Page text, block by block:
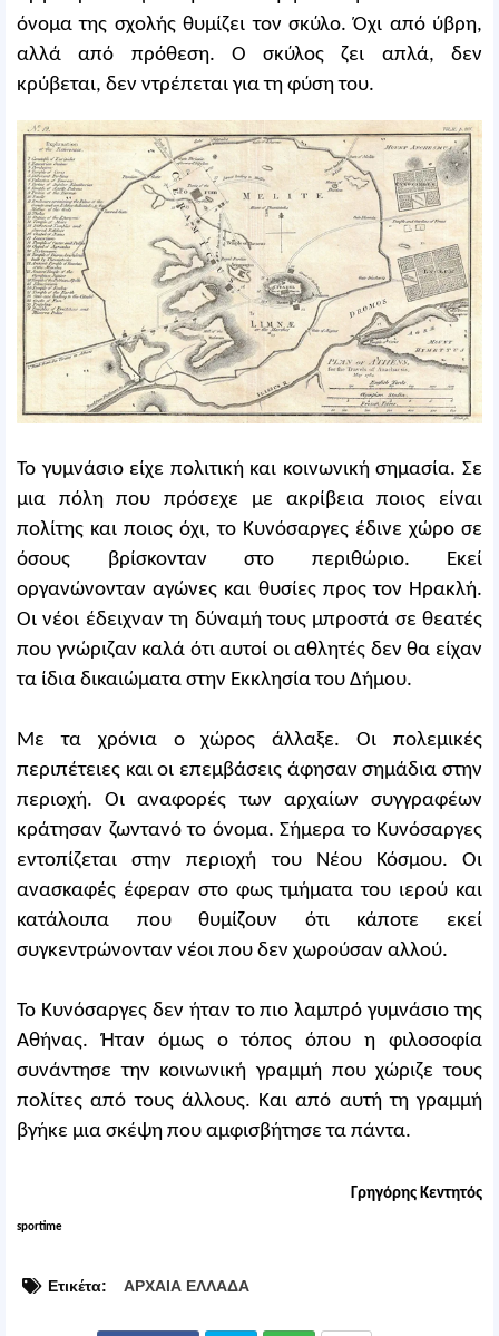
όνομα της σχολής θυμίζει τον σκύλο. Όχι από ύβρη,
αλλά από πρόθεση. Ο σκύλος ζει απλά, δεν
κρύβεται, δεν ντρέπεται για τη φύση του.
Το γυμνάσιο είχε πολιτική και κοινωνική σημασία. Σε
μια πόλη που πρόσεχε με ακρίβεια ποιος είναι
πολίτης και ποιος όχι, το Κυνόσαργες έδινε χώρο σε
όσους βρίσκονταν στο περιθώριο. Εκεί
οργανώνονταν αγώνες και θυσίες προς τον Ηρακλή.
Οι νέοι έδειχναν τη δύναμή τους μπροστά σε θεατές
που γνώριζαν καλά ότι αυτοί οι αθλητές δεν θα είχαν
τα ίδια δικαιώματα στην Εκκλησία του Δήμου.
Με τα χρόνια ο χώρος άλλαξε. Οι πολεμικές
περιπέτειες και οι επεμβάσεις άφησαν σημάδια στην
περιοχή. Οι αναφορές των αρχαίων συγγραφέων
κράτησαν ζωντανό το όνομα. Σήμερα το Κυνόσαργες
εντοπίζεται στην περιοχή του Νέου Κόσμου. Οι
ανασκαφές έφεραν στο φως τμήματα του ιερού και
κατάλοιπα που θυμίζουν ότι κάποτε εκεί
συγκεντρώνονταν νέοι που δεν χωρούσαν αλλού.
Το Κυνόσαργες δεν ήταν το πιο λαμπρό γυμνάσιο της
Αθήνας. Ήταν όμως ο τόπος όπου η φιλοσοφία
συνάντησε την κοινωνική γραμμή που χώριζε τους
πολίτες από τους άλλους. Και από αυτή τη γραμμή
βγήκε μια σκέψη που αμφισβήτησε τα πάντα.
Γρηγόρης Κεντητός
sportime
Ετικέτα: ΑΡΧΑΙΑ ΕΛΛΑΔΑ